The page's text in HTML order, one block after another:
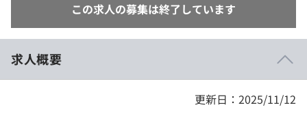
この求人の募集は終了しています
求人概要
更新日：2025/11/12